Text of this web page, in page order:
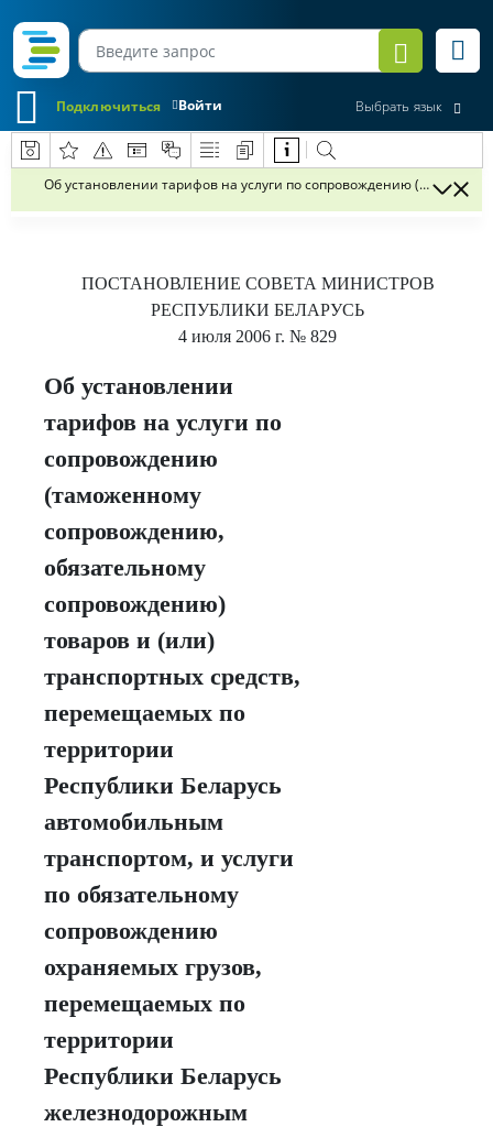
Войти
Подключиться Выбрать язык
Об установлении тарифов на услуги по сопровождению
ПОСТАНОВЛЕНИЕ СОВЕТА МИНИСТРОВ
РЕСПУБЛИКИ БЕЛАРУСЬ
4 июля 2006 г. № 829
Об установлении
тарифов на услуги по
сопровождению
(таможенному
сопровождению,
обязательному
сопровождению)
товаров и (или)
транспортных средств,
перемещаемых по
территории
Республики Беларусь
автомобильным
транспортом, и услуги
по обязательному
сопровождению
охраняемых грузов,
перемещаемых по
территории
Республики Беларусь
железнодорожным